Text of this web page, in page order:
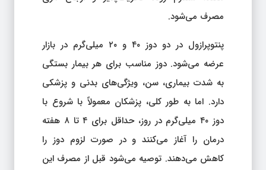
مصرف می‌شود.
پنتوپرازول در دو دوز ۴۰ و ۲۰ میلی‌گرم در بازار
عرضه می‌شود. دوز مناسب برای هر بیمار بستگی
به شدت بیماری، سن، ویژگی‌های بدنی و پزشکی
دارد. اما به طور کلی، پزشکان معمولاً با شروع با
دوز ۴۰ میلی‌گرم در روز، حداقل برای ۴ تا ۸ هفته
درمان را آغاز می‌کنند و در صورت لزوم دوز را
کاهش می‌دهند. توصیه می‌شود قبل از مصرف این